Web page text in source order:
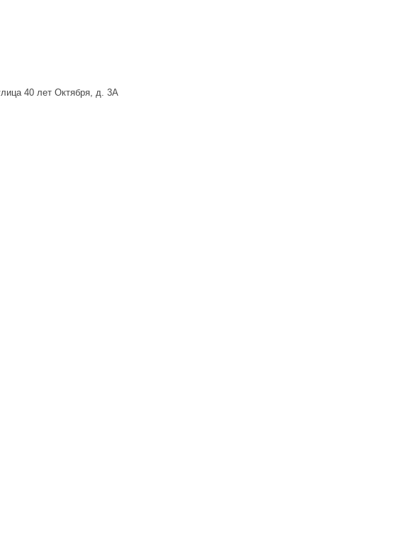
40 лет Октября, д. 3А